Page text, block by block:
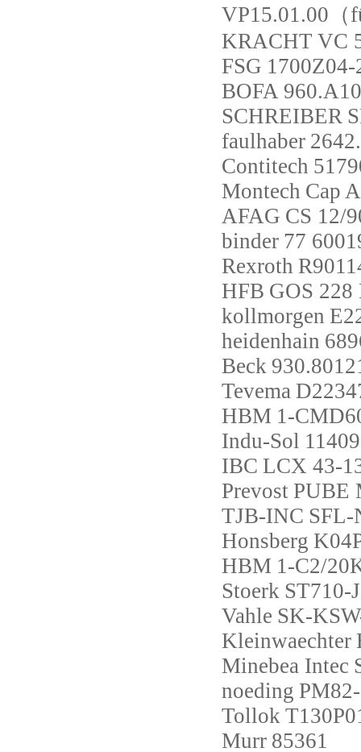
VP15.01.00（
KRACHT VC
FSG
BOFA
SCHREIBER
faulhaber
Contitech
Montech Cap
AFAG CS 12/
binder 77
Rexroth
HFB GOS 228
kollmorgen
heidenhain
Beck
Tevema
HBM 1-
Indu-Sol
IBC LCX 43-
Prevost PUBE
TJB-INC
Honsberg
HBM 1-C2/
Stoerk ST710-
Vahle SK-
Kleinwaechter
Minebea Intec
noeding
Tollok
Murr 85361